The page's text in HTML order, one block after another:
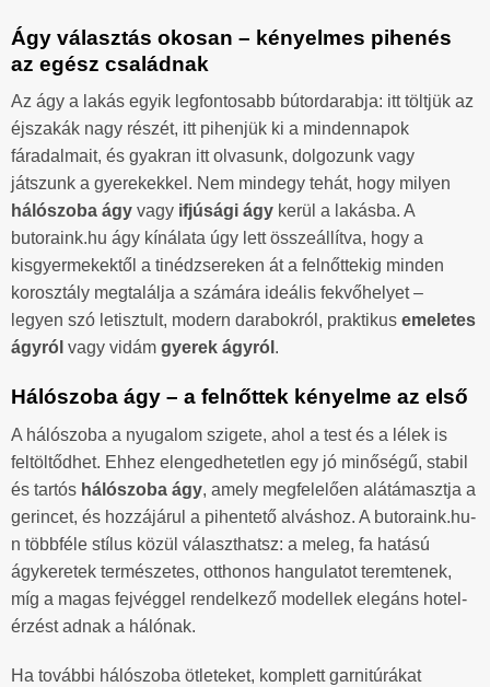
Ágy választás okosan – kényelmes pihenés
az egész családnak
Az ágy a lakás egyik legfontosabb bútordarabja: itt töltjük az
éjszakák nagy részét, itt pihenjük ki a mindennapok
fáradalmait, és gyakran itt olvasunk, dolgozunk vagy
játszunk a gyerekekkel. Nem mindegy tehát, hogy milyen
hálószoba ágy vagy ifjúsági ágy kerül a lakásba. A
butoraink.hu ágy kínálata úgy lett összeállítva, hogy a
kisgyermekektől a tinédzsereken át a felnőttekig minden
korosztály megtalálja a számára ideális fekvőhelyet –
legyen szó letisztult, modern darabokról, praktikus emeletes
ágyról vagy vidám gyerek ágyról .
Hálószoba ágy – a felnőttek kényelme az első
A hálószoba a nyugalom szigete, ahol a test és a lélek is
feltöltődhet. Ehhez elengedhetetlen egy jó minőségű, stabil
és tartós hálószoba ágy, amely megfelelően alátámasztja a
gerincet, és hozzájárul a pihentető alváshoz. A butoraink.hu-
n többféle stílus közül választhatsz: a meleg, fa hatású
ágykeretek természetes, otthonos hangulatot teremtenek,
míg a magas fejvéggel rendelkező modellek elegáns hotel-
érzést adnak a hálónak.
Ha további hálószoba ötleteket, komplett garnitúrákat